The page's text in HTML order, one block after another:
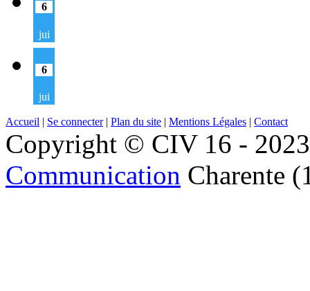
6
jui
6
jui
Accueil | Se connecter| Plan du site | Mentions Légales | Contact
Copyright © CIV 16 -
Communication Charente